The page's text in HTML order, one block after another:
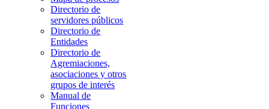
Directorio de
servidores públicos
Directorio de
Entidades
Directorio de
Agremiaciones,
asociaciones y otros
grupos de interés
Manual de
Funciones